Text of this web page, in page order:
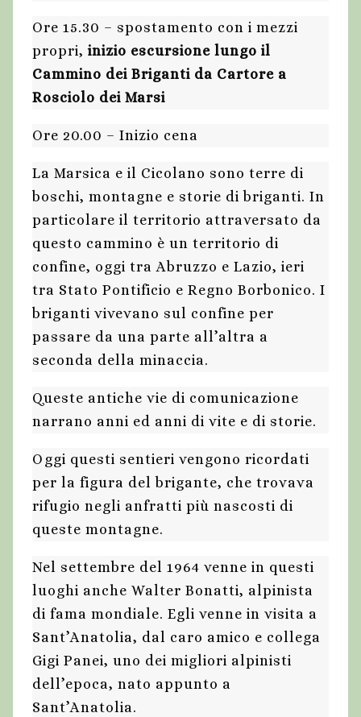
Ore 15.30 – spostamento con i mezzi
propri, inizio escursione lungo il
Cammino dei Briganti da Cartore a
Rosciolo dei Marsi
Ore 20.00 – Inizio cena
La Marsica e il Cicolano sono terre di
boschi, montagne e storie di briganti. In
particolare il territorio attraversato da
questo cammino è un territorio di
confine, oggi tra Abruzzo e Lazio, ieri
tra Stato Pontificio e Regno Borbonico. I
briganti vivevano sul confine per
passare da una parte all’altra a
seconda della minaccia.
Queste antiche vie di comunicazione
narrano anni ed anni di vite e di storie.
Oggi questi sentieri vengono ricordati
per la figura del brigante, che trovava
rifugio negli anfratti più nascosti di
queste montagne.
Nel settembre del 1964 venne in questi
luoghi anche Walter Bonatti, alpinista
di fama mondiale. Egli venne in visita a
Sant’Anatolia, dal caro amico e collega
Gigi Panei, uno dei migliori alpinisti
dell’epoca, nato appunto a
Sant’Anatolia.